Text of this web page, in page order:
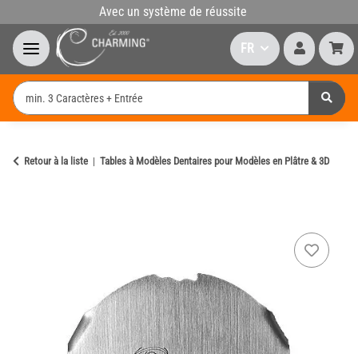
Avec un système de réussite
FR
Retour à la liste Tables à Modèles Dentaires pour Modèles en Plâtre & 3D